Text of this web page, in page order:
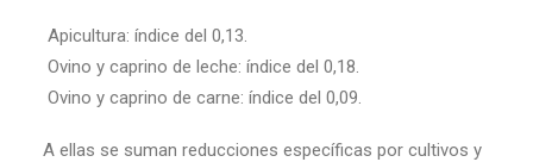
Apicultura: índice del 0,13.
Ovino y caprino de leche: índice del 0,18.
Ovino y caprino de carne: índice del 0,09.
A ellas se suman reducciones específicas por cultivos y